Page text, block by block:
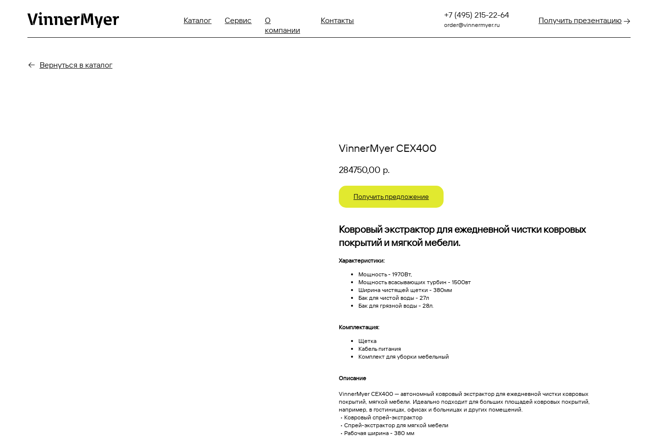
+7 (495) 215-22-64
Получить презентацию
Каталог Сервис О
компании
VinnerMyer CEX400
284750,00 р.
Получить предложение
Ковровый экстрактор для ежедневной чистки ковровых
покрытий и мягкой мебели.
Характеристики:
Мощность - 1970Вт,
Мощность всасывающих турбин - 1500вт
Ширина чистящей щетки - 380мм
Бак для чистой воды - 27л
Бак для грязной воды - 28л.
Комплектация:
Щетка
Кабель питания
Комплект для уборки мебельный
Описание
VinnerMyer CEX400 — автономный ковровый экстрактор для ежедневной чистки ковровых
покрытий, мягкой мебели. Идеально подходит для больших площадей ковровых покрытий,
например, в гостиницах, офисах и больницах и других помещений.
• Ковровый спрей-экстрактор
• Спрей-экстрактор для мягкой мебели
• Рабочая ширина - 380 мм